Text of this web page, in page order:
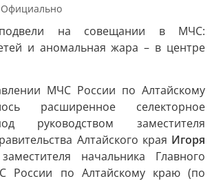
Официально
на совещании в МЧС:
и аномальная жара – в центре
МЧС России по Алтайскому
расширенное селекторное
руководством заместителя
Алтайского края Игоря
начальника Главного
России по Алтайскому краю (по